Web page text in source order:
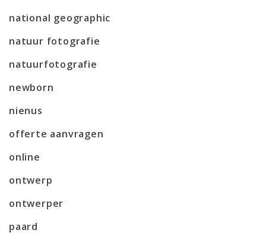
national geographic
natuur fotografie
natuurfotografie
newborn
nienus
offerte aanvragen
online
ontwerp
ontwerper
paard